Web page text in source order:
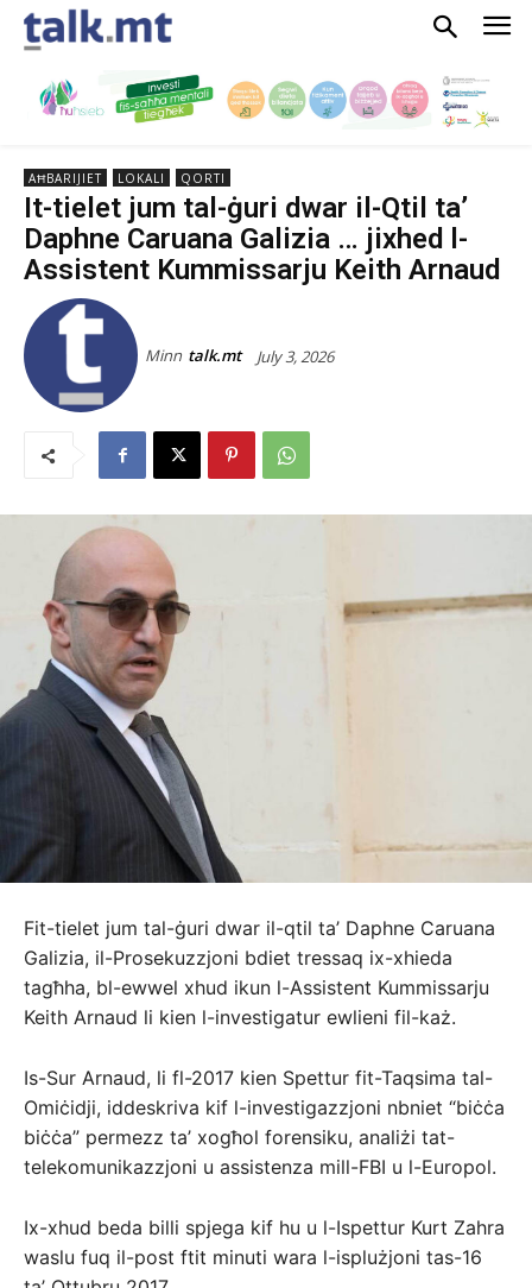
AĦBARIJIET LOKALI QORTI
It-tielet jum tal-ġuri dwar il-Qtil ta’
Daphne Caruana Galizia … jixhed l-
Assistent Kummissarju Keith Arnaud
Minn talk.mt July 3, 2026
Fit-tielet jum tal-ġuri dwar il-qtil ta’ Daphne Caruana
Galizia, il-Prosekuzzjoni bdiet tressaq ix-xhieda
tagħha, bl-ewwel xhud ikun l-Assistent Kummissarju
Keith Arnaud li kien l-investigatur ewlieni fil-każ.
Is-Sur Arnaud, li fl-2017 kien Spettur fit-Taqsima tal-
Omiċidji, iddeskriva kif l-investigazzjoni nbniet “biċċa
biċċa” permezz ta’ xogħol forensiku, analiżi tat-
telekomunikazzjoni u assistenza mill-FBI u l-Europol.
Ix-xhud beda billi spjega kif hu u l-Ispettur Kurt Zahra
waslu fuq il-post ftit minuti wara l-isplużjoni tas-16